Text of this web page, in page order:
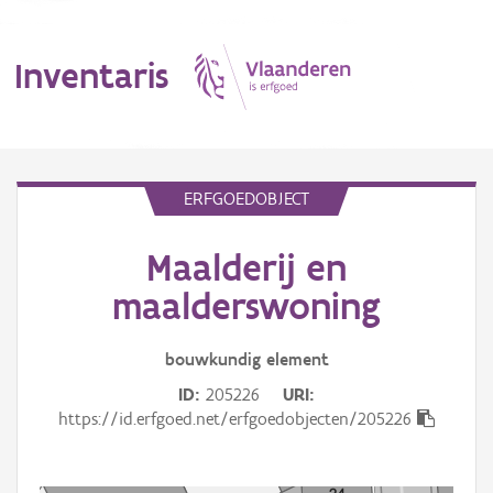
Inventaris
Aanduidingsobject
Thema
ERFGOEDOBJECT
Maalderij en
maalderswoning
bouwkundig element
ID 205226
URI
https://id.erfgoed.net/erfgoedobjecten/205226